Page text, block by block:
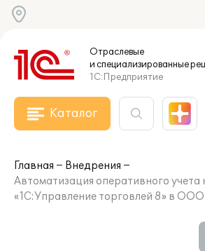
Отраслевые
и специализированные
1С:Предприятие
Каталог
Главная
Внедрения
Автоматизация оперативного учета
«1С:Управление торговлей 8» в